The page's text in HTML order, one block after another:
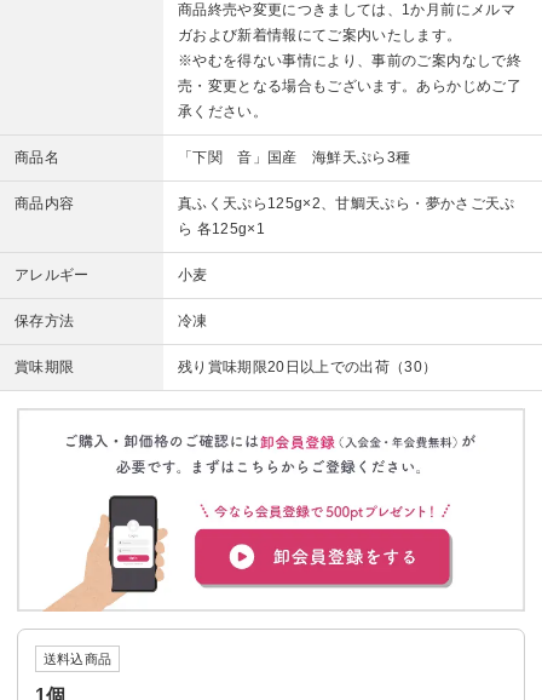
商品終売や変更につきましては、1か月前にメルマ
ガおよび新着情報にてご案内いたします。
※やむを得ない事情により、事前のご案内なしで終
売・変更となる場合もございます。あらかじめご了
承ください。
商品名 「下関 音」国産 海鮮天ぷら3種
商品内容
真ふく天ぷら125g×2、甘鯛天ぷら・夢かさご天ぷ
ら 各125g×1
アレルギー 小麦
保存方法 冷凍
賞味期限 残り賞味期限20日以上での出荷（30）
送料込商品
1個